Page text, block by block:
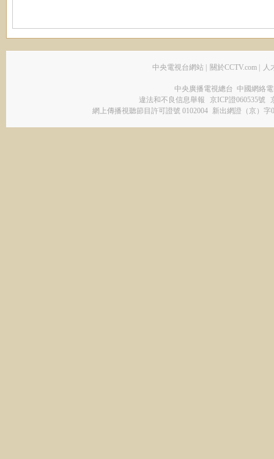
中央電視台網站 關於CCTV.com 人
中央廣播電視總台 中國網絡
違法和不良信息舉報
京ICP證060535號
網上傳播視聽節目許可證號 0102004 新出網證（京）